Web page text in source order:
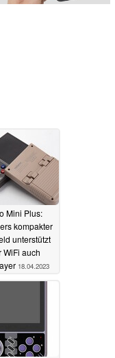
Mini Plus:
kompakter
unterstützt
WiFi auch
18.04.2023